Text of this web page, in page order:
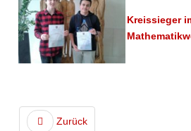
Kreissieger
Zurück